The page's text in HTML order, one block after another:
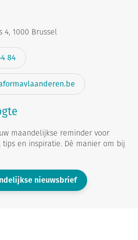
4, 1000 Brussel
84
maandelijkse reminder voor
tips en inspiratie. Dé manier om bij
nieuwsbrief